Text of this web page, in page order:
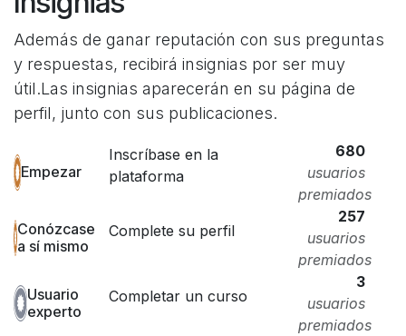
Además de ganar reputación con sus preguntas
y respuestas, recibirá insignias por ser muy
útil.Las insignias aparecerán en su página de
perfil, junto con sus publicaciones.
Empezar
Inscríbase en la
plataforma
680
usuarios
premiados
Conózcase
a sí mismo
Complete su perfil
257
usuarios
premiados
Usuario
experto
Completar un curso
3
usuarios
premiados